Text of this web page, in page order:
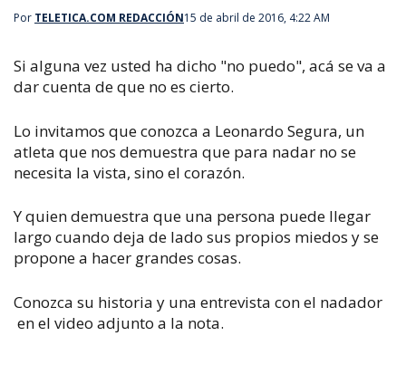
Por TELETICA.COM REDACCIÓN15 de abril de 2016, 4:22 AM
Si alguna vez usted ha dicho "no puedo", acá se va a
dar cuenta de que no es cierto.
Lo invitamos que conozca a Leonardo Segura, un
atleta que nos demuestra que para nadar no se
necesita la vista, sino el corazón.
Y quien demuestra que una persona puede llegar
largo cuando deja de lado sus propios miedos y se
propone a hacer grandes cosas.
Conozca su historia y una entrevista con el nadador
en el video adjunto a la nota.